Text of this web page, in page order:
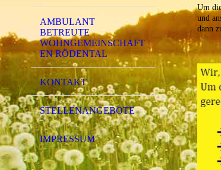
AMBULANT
BETREUTE
WOHNGEMEINSCHAFT
EN RÖDENTAL
KONTAKT
STELLENANGEBOTE
IMPRESSUM
Um
und
dann